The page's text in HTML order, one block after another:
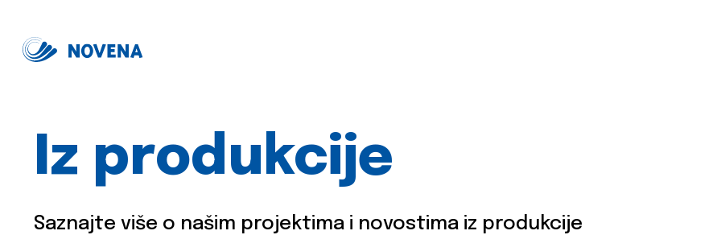
Iz produkcije
Saznajte više o našim projektima i novostima iz produkcije